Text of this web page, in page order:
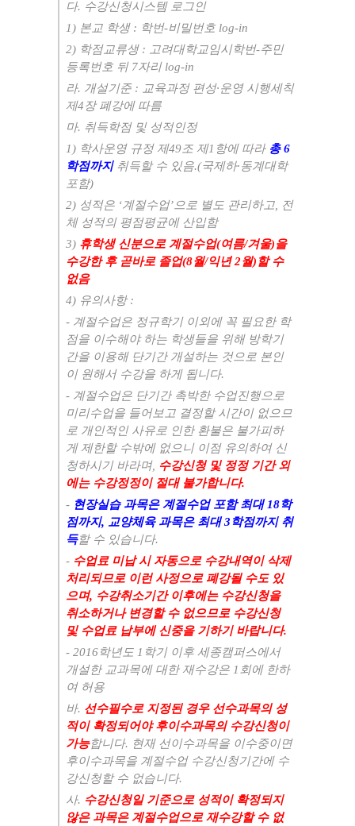
다. 수강신청시스템 로그인
1) 본교 학생 : 학번-비밀번호 log-in
2) 학점교류생 : 고려대학교임시학번-주민
등록번호 뒤 7자리 log-in
라. 개설기준 : 교육과정 편성·운영 시행세칙
제4장 폐강에 따름
마. 취득학점 및 성적인정
1) 학사운영 규정 제49조 제1 항에 따라 총6
학점까지 취득할 수 있음.(국제하·동계대학
포함)
2) 성적은 ‘계절수업’ 으로 별도 관리하고
전
체 성적의 평점평균에 산입함
3) 휴학생 신분으로 계절수업(여름/겨울)을
수강한 후 곧바로 졸업(8월/익년2월) 할 수
없음
4) 유의사항:
- 계절수업은 정규학기 이외에 꼭 필요한 학
점을 이수해야 하는 학생들을 위해 방학기
간을 이용해 단기간 개설하는 것으로 본인
이 원해서 수강을 하게 됩니다.
- 계절수업은 단기간 촉박한 수업진행으로
미리수업을 들어보고 결정할 시간이 없으므
로 개인적인 사유로 인한 환불은 불가피하
게 제한할 수밖에 없으니 이점 유의하여 신
청하시기 바라며, 수강신청 및 정정 기간 외
에는 수강정정이 절대 불가합니다.
- 현장실습 과목은 계절수업 포함 최대 18학
점까지, 교양체육 과목은 최대3학점까지 취
득할 수 있습니다.
- 수업료 미납 시 자동으로 수강내역이 삭제
처리되므로 이런 사정으로 폐강될 수도 있
으며, 수강취소기간 이후에는 수강신청을
취소하거나 변경할 수 없으므로 수강신청
및 수업료 납부에 신중을 기하기 바랍니다.
- 2016학년도 1 학기 이후 세종캠퍼스에서
개설한 교과목에 대한 재수강은 1 회에 한하
여 허용
바. 선수필수로 지정된 경우 선수과목의 성
적이 확정되어야 후이수과목의 수강신청이
가능합니다. 현재 선이수과목을 이수중이면
후이수과목을 계절수업 수강신청기간에 수
강신청할 수 없습니다.
사. 수강신청일 기준으로 성적이 확정되지
않은 과목은 계절수업으로 재수강할 수 없